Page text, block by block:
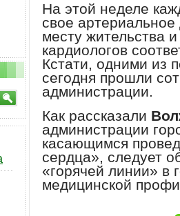
На этой неделе
свое
месту жительства
кардиологов
Кстати, одними из
сегодня прошли
администрации.
Как рассказали
администрации
касающимся
сердца», следует
«горячей линии» в
медицинской